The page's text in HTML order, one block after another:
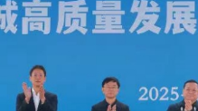
美以被擊落戰機殘骸照片」